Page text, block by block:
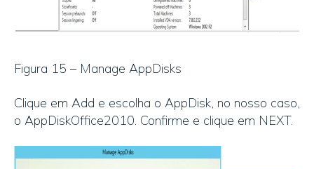
Figura 15 – Manage AppDisks
Clique em Add e escolha o AppDisk, no nosso caso,
o AppDiskOffice2010. Confirme e clique em NEXT.